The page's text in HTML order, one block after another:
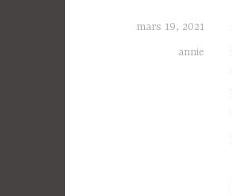
mars 19, 2021
annie